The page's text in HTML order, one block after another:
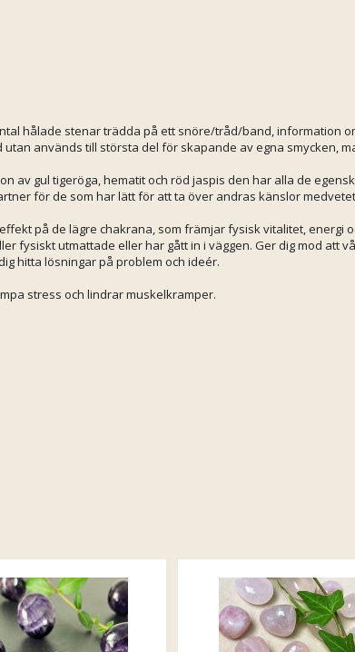
hålade stenar trädda på ett snöre/tråd/band, information
används till största del för skapande av egna smycken,
av gul tigeröga, hematit och röd jaspis den har alla de
för de som har lätt för att ta över andras känslor
på de lägre chakrana, som främjar fysisk vitalitet, energi
fysiskt utmattade eller har gått in i väggen. Ger dig mod att
hitta lösningar på problem och ideér.
stress och lindrar muskelkramper.